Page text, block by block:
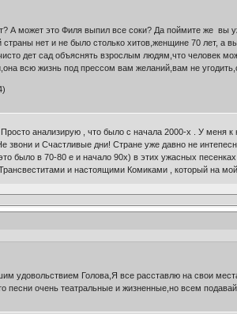
А может это Филя выпил все соки? Да поймите же вы
нет и не было столько хитов,женщине 70 лет,
дет сад объяснять взрослым людям,что человек
всю жизнь под прессом вам желаний,вам не
анализирую , что было с начала 2000-х . У меня
звони и Счастливые дни! Стране уже давно не
было в 70-80 е и начало 90х) в этих ужасных
и настоящими Комиками , который на мой
удовольствием Голова,Я все расставлю на свои
песни очень театральные и жизненные,но всем